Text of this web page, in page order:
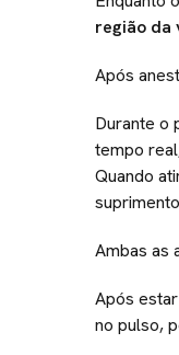
região da
Após
Durante o
tempo
Quando
Ambas as
Após
no pulso,